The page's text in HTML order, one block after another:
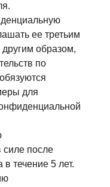
ее третьим
образом,
по
для
силе после
течение 5 лет.